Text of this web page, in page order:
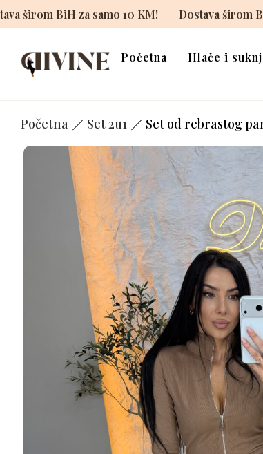
Dostava širom BiH za samo 10 KM!
Početna Hlače i
Početna Set 2u1 Set od rebrastog